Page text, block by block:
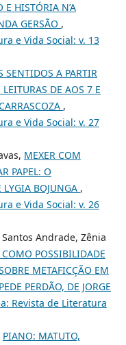
HISTÓRIA N’A
GERSÃO ,
e Vida Social: v. 13
SENTIDOS A PARTIR
DE AOS 7 E
,
e Vida Social: v. 27
MEXER COM
PAPEL: O
LYGIA BOJUNGA ,
e Vida Social: v. 26
Andrade, Zênia
POSSIBILIDADE
METAFICÇÃO EM
PERDÃO, DE JORGE
Revista de Literatura
PIANO: MATUTO,